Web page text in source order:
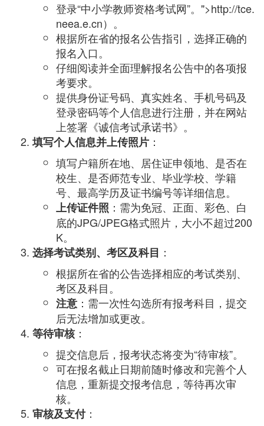
登录“中小学教师资格考试网”。">http://tce.
neea.e.cn）。
根据所在省的报名公告指引，选择正确的
报名入口。
仔细阅读并全面理解报名公告中的各项报
考要求。
提供身份证号码、真实姓名、手机号码及
登录密码等个人信息进行注册，并在网站
上签署《诚信考试承诺书》。
填写个人信息并上传照片 ：
填写户籍所在地、居住证申领地、是否在
校生、是否师范专业、毕业学校、学籍
号、最高学历及证书编号等详细信息。
上传证件照 ：需为免冠、正面、彩色、白
底的JPG/JPEG格式照片，大小不超过200
K。
选择考试类别、考区及科目 ：
根据所在省的公告选择相应的考试类别、
考区及科目。
注意 ：需一次性勾选所有报考科目，提交
后无法增加或更改。
等待审核：
提交信息后，报考状态将变为“待审核”。
可在报名截止日期前随时修改和完善个人
信息，重新提交报考信息，等待再次审
核。
审核及支付：